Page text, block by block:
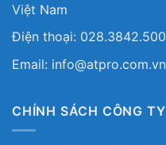
Việt Nam
Điện thoại:
Email: info@atpro.com.vn
CHÍNH SÁCH CÔNG TY